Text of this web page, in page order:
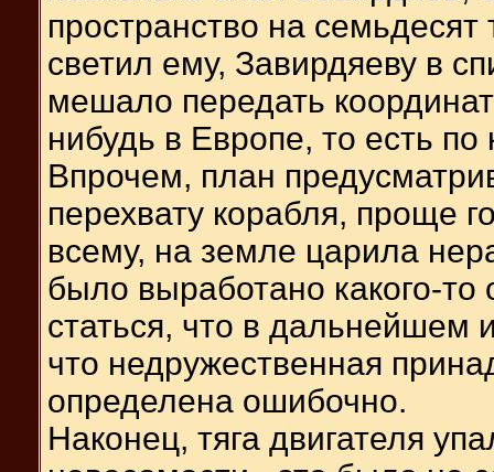
пространство на
светил ему, Завирдяеву в
мешало передать
нибудь в Европе, то есть по
Впрочем, план
перехвату корабля, проще
всему, на земле царила
было выработано какого-
статься, что в дальнейшем
что недружественная
определена ошибочно.
Наконец, тяга двигателя